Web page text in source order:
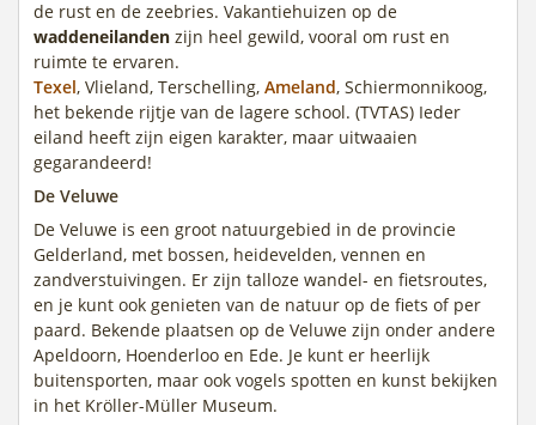
de rust en de zeebries. Vakantiehuizen op de
waddeneilanden zijn heel gewild, vooral om rust en
ruimte te ervaren.
Texel, Vlieland, Terschelling, Ameland, Schiermonnikoog,
het bekende rijtje van de lagere school. (TVTAS) Ieder
eiland heeft zijn eigen karakter, maar uitwaaien
gegarandeerd!
De Veluwe
De Veluwe is een groot natuurgebied in de provincie
Gelderland, met bossen, heidevelden, vennen en
zandverstuivingen. Er zijn talloze wandel- en fietsroutes,
en je kunt ook genieten van de natuur op de fiets of per
paard. Bekende plaatsen op de Veluwe zijn onder andere
Apeldoorn, Hoenderloo en Ede. Je kunt er heerlijk
buitensporten, maar ook vogels spotten en kunst bekijken
in het Kröller-Müller Museum.